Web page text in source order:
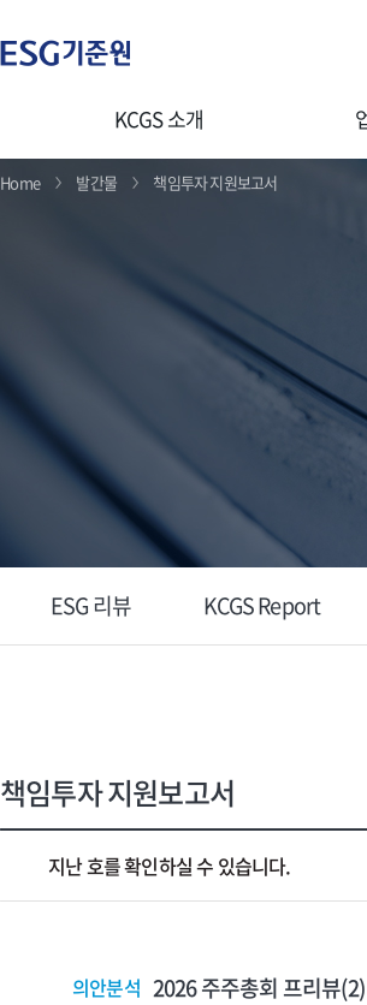
KCGS 소개
Home 발간물 책임투자 지원보고서
ESG 리뷰 KCGS Report
책임투자 지원보고서
지난 호를 확인하실 수 있습니다.
의안분석 2026 주주총회 프리뷰(2)